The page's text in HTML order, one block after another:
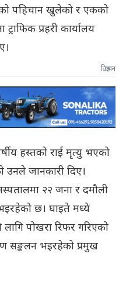
पहिचान खुलेको र एकको
प्रहरी कार्यालय
विज्ञापन
हस्तको राई मृत्यु भएको
जानकारी दिए।
२२ जना र दमौली
छ। घाइते मध्ये
पोखरा रिफर गरिएको
सङ्कलन भइरहेको प्रमुख